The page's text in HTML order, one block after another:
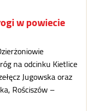
w powiecie
na odcinku Kietlice
Jugowska oraz
Rościszów –